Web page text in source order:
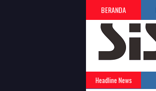
BERANDA
Headline News